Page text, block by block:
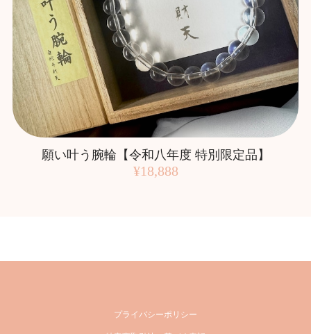
願い叶う腕輪【令和八年度 特別限定品】
¥18,888
プライバシーポリシー